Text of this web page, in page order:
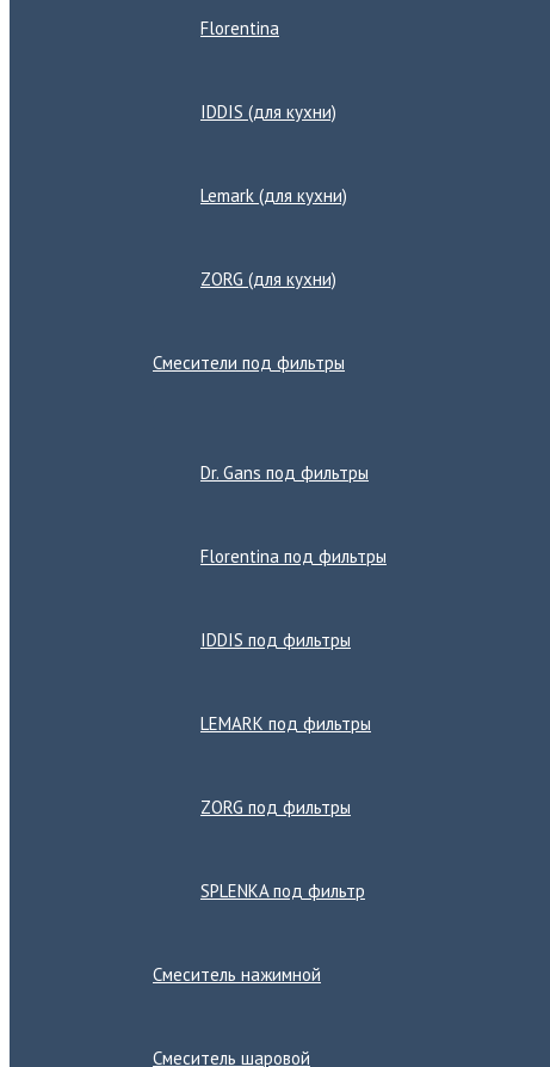
Florentina
IDDIS (для кухни)
Lemark (для кухни)
ZORG (для кухни)
Смесители под фильтры
Dr. Gans под фильтры
Florentina под фильтры
IDDIS под фильтры
LEMARK под фильтры
ZORG под фильтры
SPLENKA под фильтр
Смеситель нажимной
Смеситель шаровой